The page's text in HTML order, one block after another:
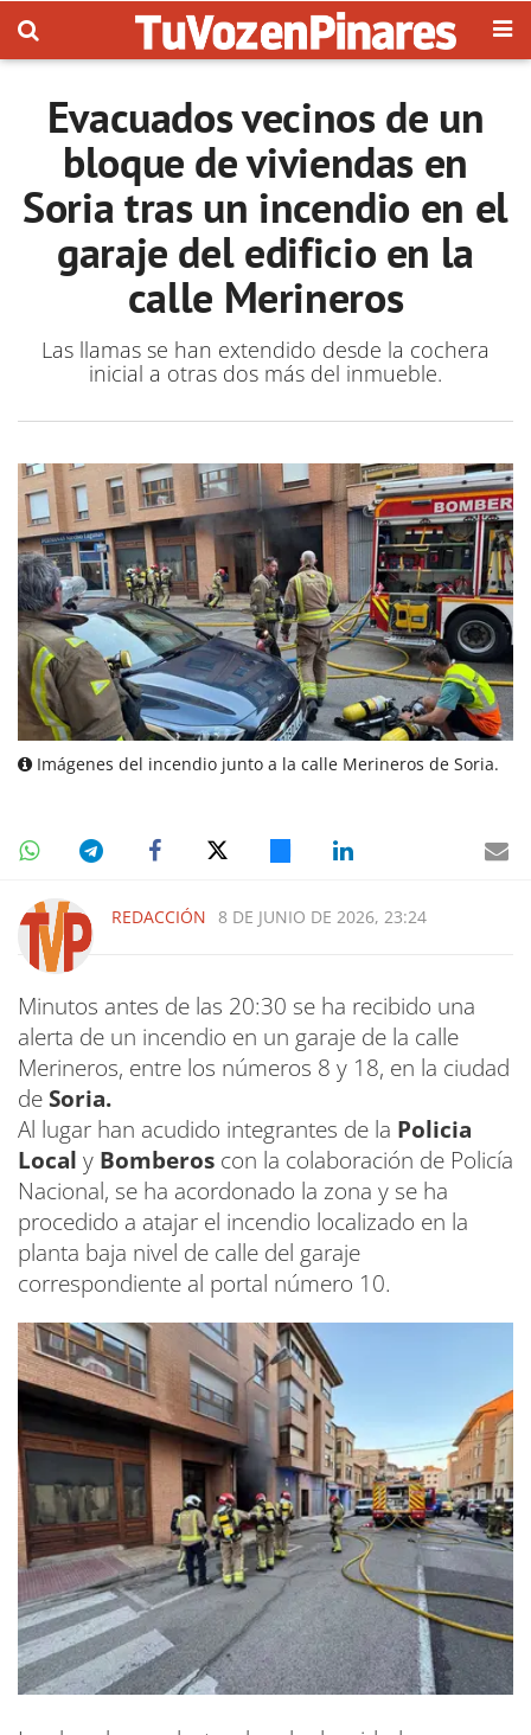
Evacuados vecinos de un
bloque de viviendas en
Soria tras un incendio en el
garaje del edificio en la
calle Merineros
Las llamas se han extendido desde la cochera
inicial a otras dos más del inmueble.
Imágenes del incendio junto a la calle Merineros de Soria.
REDACCIÓN 8 DE JUNIO DE 2026, 23:24
Minutos antes de las 20:30 se ha recibido una
alerta de un incendio en un garaje de la calle
Merineros, entre los números 8 y 18, en la ciudad
deSoria.
Al lugar han acudido integrantes de la Policia
Local y Bomberos con la colaboración de Policía
Nacional, se ha acordonado la zona y se ha
procedido a atajar el incendio localizado en la
planta baja nivel de calle del garaje
correspondiente al portal número 10.